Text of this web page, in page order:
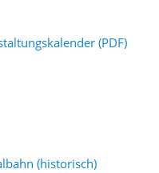
(PDF)
(historisch)